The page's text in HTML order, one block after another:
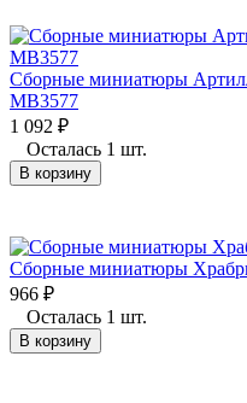
Сборные миниатюры
MB3577
1 092 ₽
Осталась 1 шт.
В корзину
Сборные миниатюры
966 ₽
Осталась 1 шт.
В корзину